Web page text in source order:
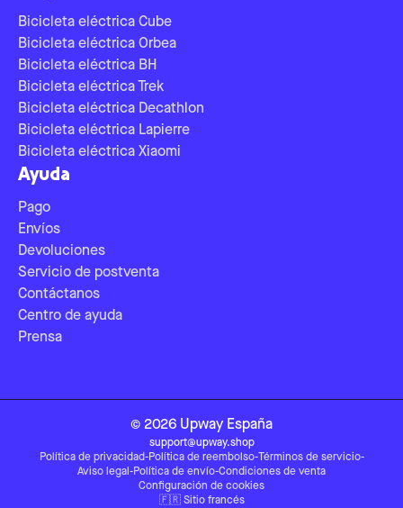
Bicicleta eléctrica Cube
Bicicleta eléctrica Orbea
Bicicleta eléctrica BH
Bicicleta eléctrica Trek
Bicicleta eléctrica Decathlon
Bicicleta eléctrica Lapierre
Bicicleta eléctrica Xiaomi
Ayuda
Pago
Envíos
Devoluciones
Servicio de postventa
Contáctanos
Centro de ayuda
Prensa
© 2026 Upway España
support@upway.shop
Política de privacidad-Política de reembolso-Términos de servicio-
Aviso legal -Política de envío-Condiciones de venta
Configuración de cookies
🇫🇷 Sitio francés